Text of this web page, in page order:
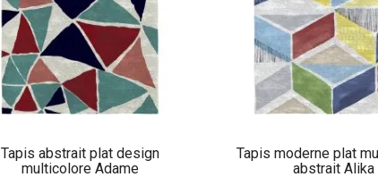
Tapis abstrait plat design
multicolore Adame
Tapis moderne plat
abstrait Alika